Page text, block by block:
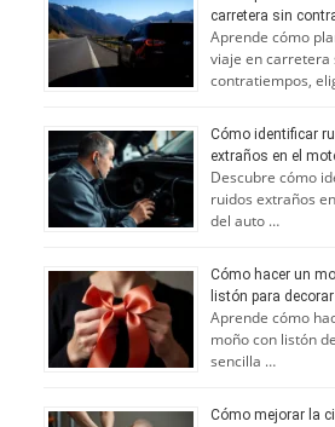
carretera sin
Aprende cómo
viaje en carretera
contratiempos,
Cómo identificar
extraños en el
Descubre cómo
ruidos extraños
del auto …
Cómo hacer un
listón para
Aprende cómo
moño con listón
sencilla …
Cómo mejorar la